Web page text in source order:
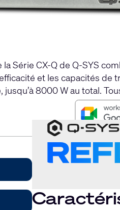
Série CX-Q de Q-SYS
et les capacités de
8000 W au total.